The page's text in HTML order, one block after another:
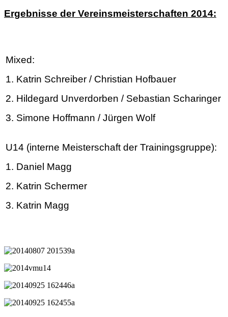
Ergebnisse der Vereinsmeisterschaften 2014:
Mixed:
1. Katrin Schreiber / Christian Hofbauer
2. Hildegard Unverdorben / Sebastian Scharinger
3. Simone Hoffmann / Jürgen Wolf
U14 (interne Meisterschaft der Trainingsgruppe):
1. Daniel Magg
2. Katrin Schermer
3. Katrin Magg